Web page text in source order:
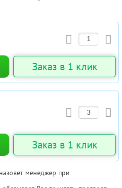
Заказ в 1 клик
Заказ в 1 клик
менеджер при